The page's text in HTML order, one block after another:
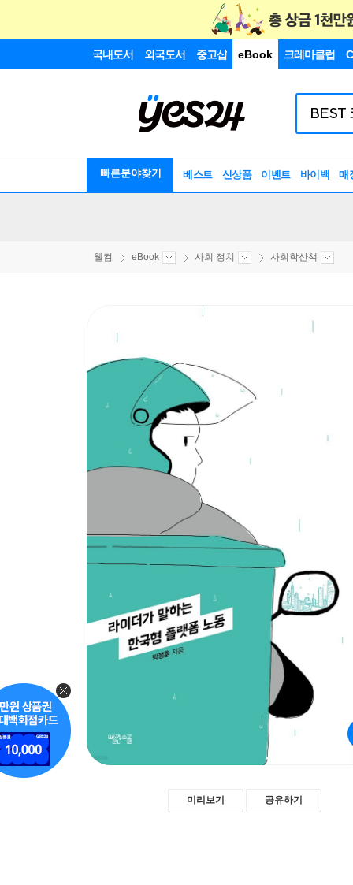
국내도서 외국도서 중고샵 eBook 크레마클럽
빠른분야찾기 베스트 신상품 이벤트 바이백 매
웰컴 eBook 사회 정치 사회학산책
미리보기 공유하기